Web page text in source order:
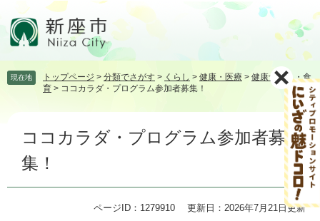
頭飛 現在地 トップページ > 分類でさがす > くらし > 健康・医療 > 健康づくり・食
育 > ココカラダ・プログラム参加者募集！
ココカラダ・プログラム参加者募
集！
ページID：1279910 更新日：2026年7月21日更新